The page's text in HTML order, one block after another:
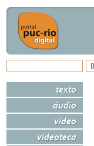
texto
áudio
vídeo
videoteca